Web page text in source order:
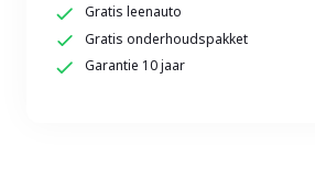
Gratis leenauto
Gratis onderhoudspakket
Garantie 10 jaar